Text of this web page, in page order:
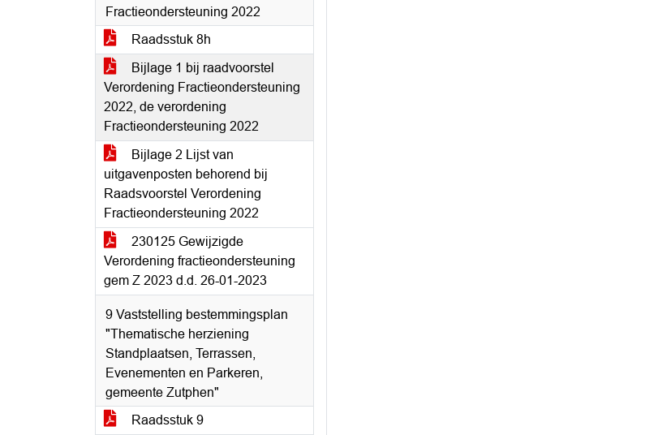
Fractieondersteuning 2022
Raadsstuk 8h
Bijlage 1 bij raadvoorstel
Verordening Fractieondersteuning
2022, de verordening
Fractieondersteuning 2022
Bijlage 2 Lijst van
uitgavenposten behorend bij
Raadsvoorstel Verordening
Fractieondersteuning 2022
230125 Gewijzigde
Verordening fractieondersteuning
gem Z 2023 d.d. 26-01-2023
9 Vaststelling bestemmingsplan
"Thematische herziening
Standplaatsen, Terrassen,
Evenementen en Parkeren,
gemeente Zutphen"
Raadsstuk 9